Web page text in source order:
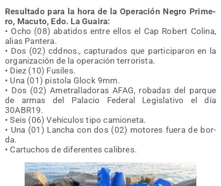
Resul­ta­do para la hora de la Ope­ra­ción Negro Pri­me­
ro, Macu­to, Edo. La Guai­ra:
• Ocho (08) aba­ti­dos entre ellos el Cap Robert Coli­na,
alias Pan­te­ra.
• Dos (02) cdd­nos., cap­tu­ra­dos que par­ti­ci­pa­ron en la
orga­ni­za­ción de la ope­ra­ción terro­ris­ta.
• Diez (10) Fusi­les.
• Una (01) pis­to­la Glock 9mm.
• Dos (02) Ame­tra­lla­do­ras AFAG, roba­das del par­que
de armas del Pala­cio Fede­ral Legis­la­ti­vo el día
30ABR19.
• Seis (06) Vehícu­los tipo camio­ne­ta.
• Una (01) Lan­cha con dos (02) moto­res fue­ra de bor­
da.
• Car­tu­chos de dife­ren­tes calibres.